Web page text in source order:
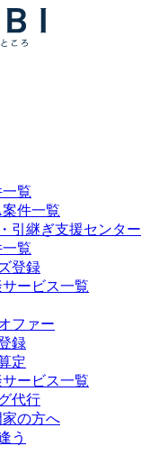
覧
件一覧
引継ぎ支援センター
覧
登録
ービス一覧
ファー
録
定
ービス一覧
代行
の方へ
う